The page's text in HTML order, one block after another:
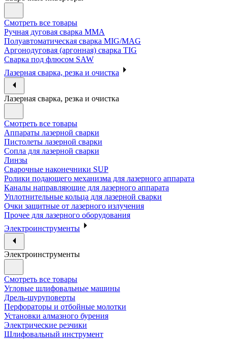
Смотреть все товары
Ручная дуговая сварка MMA
Полуавтоматическая сварка MIG/MAG
Аргонодуговая (аргонная) сварка TIG
Сварка под флюсом SAW
Лазерная сварка, резка и очистка
Лазерная сварка, резка и очистка
Смотреть все товары
Аппараты лазерной сварки
Пистолеты лазерной сварки
Сопла для лазерной сварки
Линзы
Сварочные наконечники SUP
Ролики подающего механизма для лазерного аппарата
Каналы направляющие для лазерного аппарата
Уплотнительные кольца для лазерной сварки
Очки защитные от лазерного излучения
Прочее для лазерного оборудования
Электроинструменты
Электроинструменты
Смотреть все товары
Угловые шлифовальные машины
Дрель-шуруповерты
Перфораторы и отбойные молотки
Установки алмазного бурения
Электрические резчики
Шлифовальный инструмент